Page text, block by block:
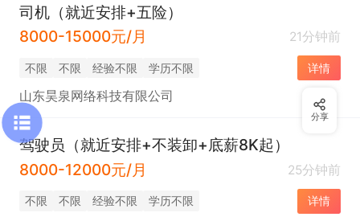
司机（就近安排+五险）
8000-15000元/月
21分钟前
不限 不限 经验不限 学历不限 详情
山东昊泉网络科技有限公司
驾驶员（就近安排+不装卸+底薪8K起）
8000-12000元/月
25分钟前
不限 不限 经验不限 学历不限 详情
分享